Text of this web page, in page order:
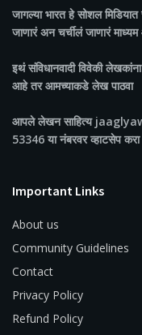
जागल्या भारतहे सोशल मिडियात
जाणारं अन चर्चीलं जाणारं
इथं संविधानवादी विवेकी
आहे तर आमच्याकडे लेख पाठवा
आपले लेखन साहित्य
53346 या नंबरवर व्हाटसेप करा
Important Links
About us
Community Guidelines
Contact
Privacy Policy
Refund Policy